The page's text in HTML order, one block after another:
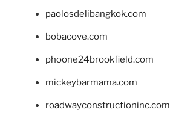
paolosdelibangkok.com
bobacove.com
phoone24brookfield.com
mickeybarmama.com
roadwayconstructioninc.com